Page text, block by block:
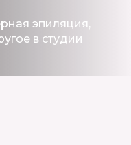
эпиляция,
в студии